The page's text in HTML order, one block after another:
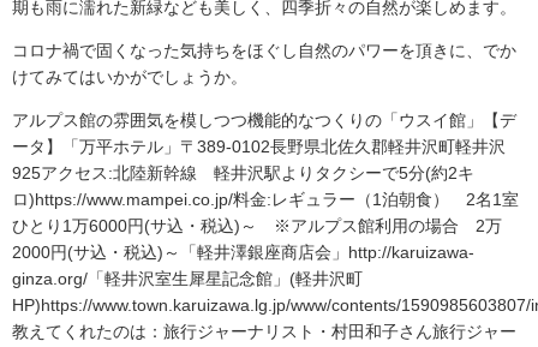
期も雨に濡れた新緑なども美しく、四季折々の自然が楽しめます。
コロナ禍で固くなった気持ちをほぐし自然のパワーを頂きに、でか
けてみてはいかがでしょうか。
アルプス館の雰囲気を模しつつ機能的なつくりの「ウスイ館」【デ
ータ】「万平ホテル」〒389-0102長野県北佐久郡軽井沢町軽井沢
925アクセス:北陸新幹線 軽井沢駅よりタクシーで5分(約2キ
ロ)https://www.mampei.co.jp/料金:レギュラー（1泊朝食） 2名1室
ひとり1万6000円(サ込・税込)～ ※アルプス館利用の場合 2万
2000円(サ込・税込)～「軽井澤銀座商店会」http://karuizawa-
ginza.org/「軽井沢室生犀星記念館」(軽井沢町
HP)https://www.town.karuizawa.lg.jp/www/contents/1590985603807/
教えてくれたのは：旅行ジャーナリスト・村田和子さん旅行ジャー